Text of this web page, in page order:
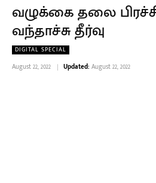
வழுக்கை தலை
வந்தாச்சு தீர்வு
DIGITAL SPECIAL
August 22, 2022 Updated: August 22, 2022